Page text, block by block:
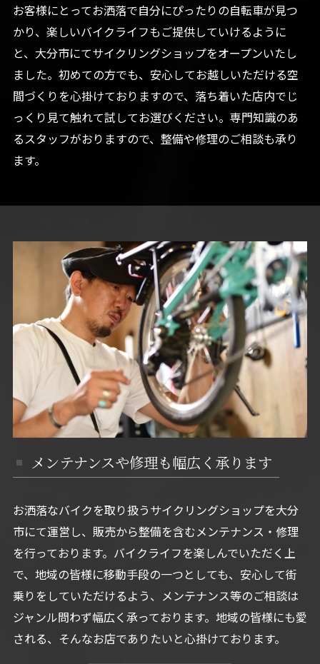
お客様にとってお洒落で自分にぴったりの自転車が見つ
かり、楽しいバイクライフもご提供していけるように
と、大分市にてサイクリングショップをオープンいたし
ました。初めての方でも、安心してお越しいただける空
間づくりを心掛けておりますので、落ち着いた店内でじ
っくり見て触れて試してお選びください。専門知識のあ
るスタッフがおりますので、整備や修理のご相談も承り
ます。
メンテナンスや修理も幅広く承ります
お洒落なバイクを取り扱うサイクリングショップを大分
市にて運営し、販売から整備を含むメンテナンス・修理
を行っております。バイクライフを楽しんでいただく上
で、地域の皆様に移動手段の一つとしても、安心して街
乗りをしていただけるよう、メンテナンス等のご相談は
ジャンル問わず幅広く承っております。地域の皆様にも愛
される、そんなお店でありたいと心掛けております。